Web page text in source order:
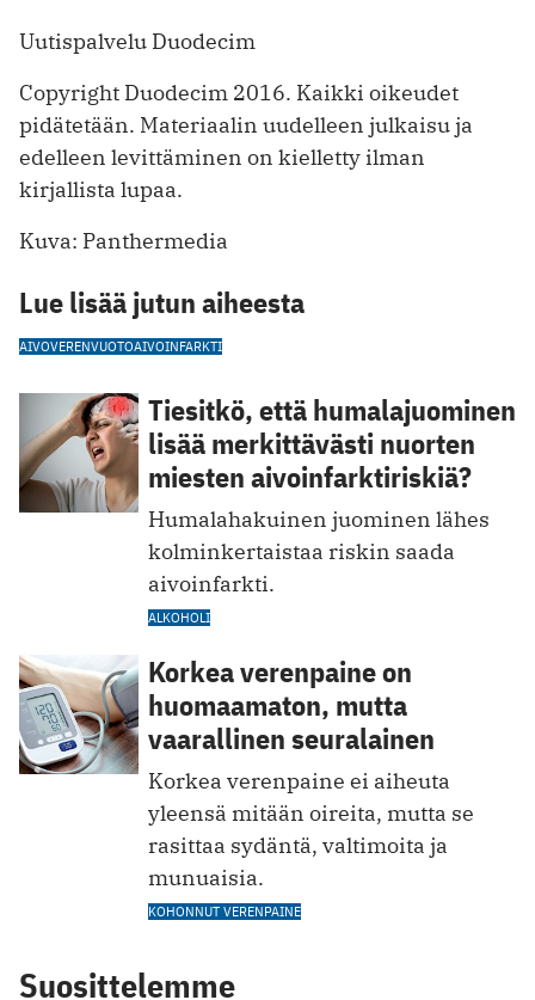
Uutispalvelu Duodecim
Copyright Duodecim 2016. Kaikki oikeudet
pidätetään. Materiaalin uudelleen julkaisu ja
edelleen levittäminen on kielletty ilman
kirjallista lupaa.
Kuva: Panthermedia
Lue lisää jutun aiheesta
AIVOVERENVUOTOAIVOINFARKTI
Tiesitkö, että humalajuominen
lisää merkittävästi nuorten
miesten aivoinfarktiriskiä?
Humalahakuinen juominen lähes
kolminkertaistaa riskin saada
aivoinfarkti.
ALKOHOLI
Korkea verenpaine on
huomaamaton, mutta
vaarallinen seuralainen
Korkea verenpaine ei aiheuta
yleensä mitään oireita, mutta se
rasittaa sydäntä, valtimoita ja
munuaisia.
KOHONNUT VERENPAINE
Suosittelemme